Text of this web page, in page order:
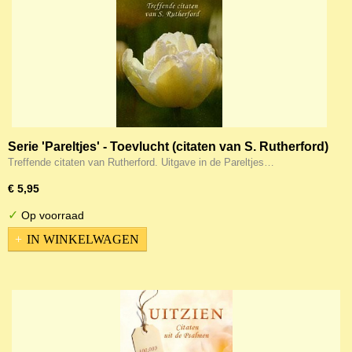
Serie 'Pareltjes' - Toevlucht (citaten van S. Rutherford)
Treffende citaten van Rutherford. Uitgave in de Pareltjes…
€ 5,95
✓ Op voorraad
IN WINKELWAGEN